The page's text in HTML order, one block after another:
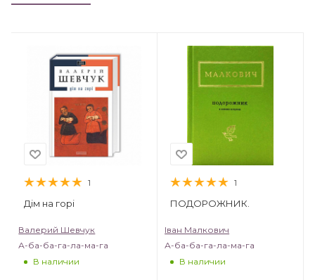
1
Дім на горі
Валерий Шевчук
А-ба-ба-га-ла-ма-га
В наличии
1
ПОДОРОЖНИК.
Іван Малкович
А-ба-ба-га-ла-ма-га
В наличии